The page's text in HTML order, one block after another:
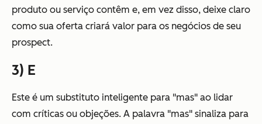
produto ou serviço contêm e, em vez disso, deixe claro
como sua oferta criará valor para os negócios de seu
prospect.
3) E
Este é um substituto inteligente para "mas" ao lidar
com críticas ou objeções. A palavra "mas" sinaliza para